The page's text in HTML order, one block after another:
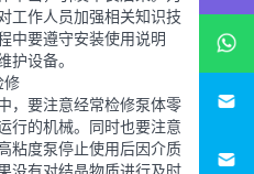
工作人员加强相关知识技
中要遵守安装使用说明
护设备。
要注意经常检修泵体零
行的机械。同时也要注意
粘度泵停止使用后因介质